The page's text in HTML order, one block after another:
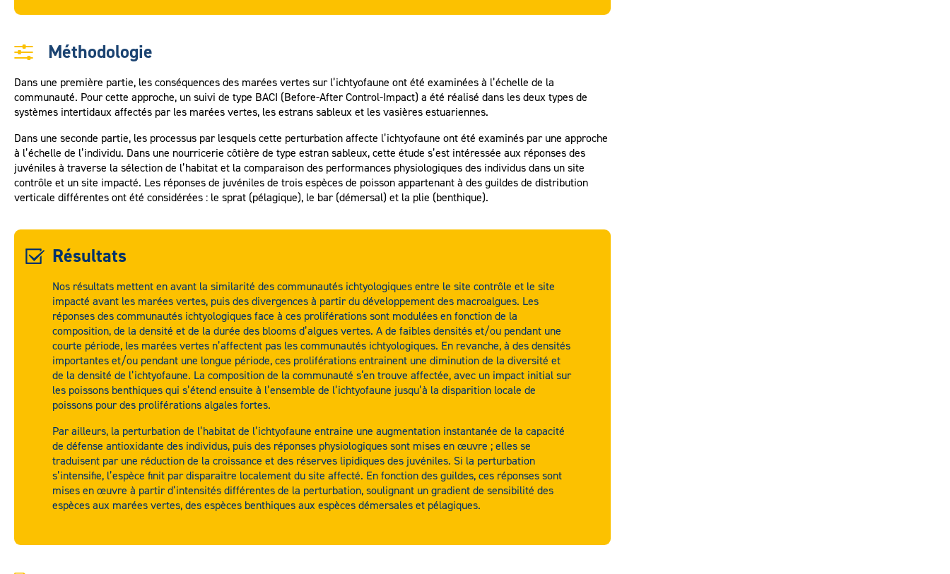
Méthodologie
Dans une première partie, les conséquences des marées vertes sur l’ichtyofaune ont été examinées à l’échelle de la
communauté. Pour cette approche, un suivi de type BACI (Before-After Control-Impact) a été réalisé dans les deux types de
systèmes intertidaux affectés par les marées vertes, les estrans sableux et les vasières estuariennes.
Dans une seconde partie, les processus par lesquels cette perturbation affecte l’ichtyofaune ont été examinés par une approche
à l’échelle de l’individu. Dans une nourricerie côtière de type estran sableux, cette étude s’est intéressée aux réponses des
juvéniles à traverse la sélection de l’habitat et la comparaison des performances physiologiques des individus dans un site
contrôle et un site impacté. Les réponses de juvéniles de trois espèces de poisson appartenant à des guildes de distribution
verticale différentes ont été considérées : le sprat (pélagique), le bar (démersal) et la plie (benthique).
Résultats
Nos résultats mettent en avant la similarité des communautés ichtyologiques entre le site contrôle et le site
impacté avant les marées vertes, puis des divergences à partir du développement des macroalgues. Les
réponses des communautés ichtyologiques face à ces proliférations sont modulées en fonction de la
composition, de la densité et de la durée des blooms d’algues vertes. A de faibles densités et/ou pendant une
courte période, les marées vertes n’affectent pas les communautés ichtyologiques. En revanche, à des densités
importantes et/ou pendant une longue période, ces proliférations entrainent une diminution de la diversité et
de la densité de l’ichtyofaune. La composition de la communauté s‘en trouve affectée, avec un impact initial sur
les poissons benthiques qui s’étend ensuite à l’ensemble de l’ichtyofaune jusqu’à la disparition locale de
poissons pour des proliférations algales fortes.
Par ailleurs, la perturbation de l’habitat de l’ichtyofaune entraine une augmentation instantanée de la capacité
de défense antioxidante des individus, puis des réponses physiologiques sont mises en œuvre ; elles se
traduisent par une réduction de la croissance et des réserves lipidiques des juvéniles. Si la perturbation
s’intensifie, l’espèce finit par disparaitre localement du site affecté. En fonction des guildes, ces réponses sont
mises en œuvre à partir d’intensités différentes de la perturbation, soulignant un gradient de sensibilité des
espèces aux marées vertes, des espèces benthiques aux espèces démersales et pélagiques.